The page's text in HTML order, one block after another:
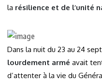
la résilience et de l’unité
Dans la nuit du 23 au 24
lourdement armé avait
d’attenter à la vie du